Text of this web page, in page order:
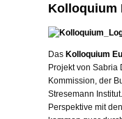
Kolloquium
Das Kolloquium
Projekt von Sabria
Kommission, der
Stresemann
Perspektive mit